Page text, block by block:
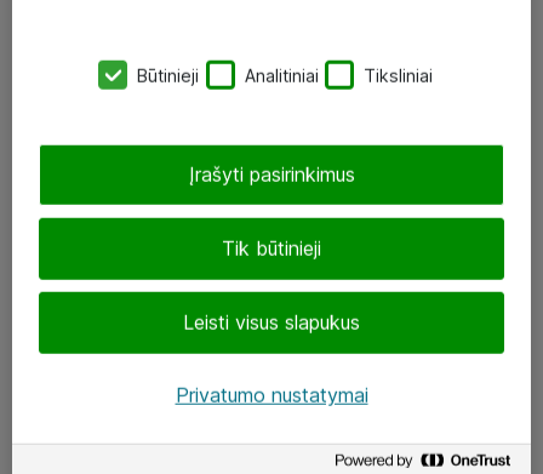
UAB „ATEA“
J. Rutkausko g. 6, Vilnius
Atea kontaktai
Aplankykite mus
Būtinieji Analitiniai Tiksliniai
Tik būtinieji
Leisti visus slapukus
Įrašyti pasirinkimus
Privatumo nustatymai